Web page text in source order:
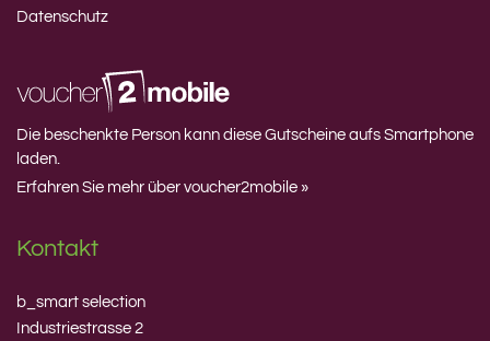
Datenschutz
Die beschenkte Person kann diese Gutscheine aufs Smartphone
laden.
Erfahren Sie mehr über voucher2mobile »
Kontakt
b_smart selection
Industriestrasse 2